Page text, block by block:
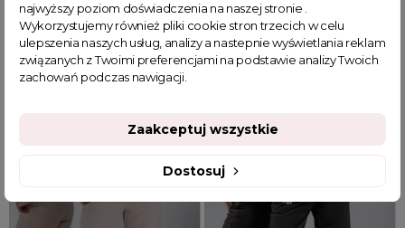
Eleganckie spodnie z prostą
nogawką Isla różowe
Eleganckie spodnie z prostą
nogawką Isla czarne
najwyższy poziom doświadczenia na naszej stronie .
Wykorzystujemy również pliki cookie stron trzecich w celu
ulepszenia naszych usług, analizy a nastepnie wyświetlania reklam
związanych z Twoimi preferencjami na podstawie analizy Twoich
zachowań podczas nawigacji.
Dostosuj
Zaakceptuj wszystkie